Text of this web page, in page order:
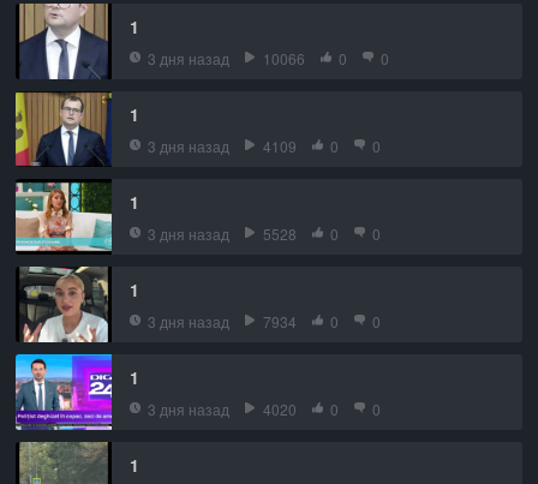
1
3 дня назад 10066 0 0
1
3 дня назад 4109 0 0
1
3 дня назад 5528 0 0
1
3 дня назад 7934 0 0
1
3 дня назад 4020 0 0
1